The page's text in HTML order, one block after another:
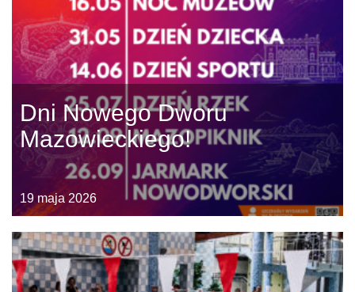
Dni Nowego Dworu
Mazowieckiego!
19 maja 2026